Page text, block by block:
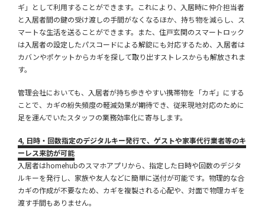
ギ」として利用することができます。これにより、入居時に仲介担当者
と入居者間の鍵の受け渡しの手間がなくなるほか、持ち物を減らし、ス
マートな生活を送ることができます。また、住戸玄関のスマートロック
は入居者の設定したパスコードによる解錠にも対応するため、入居者は
カバンやポケットからカギを探して取り出すストレスからも解放されま
す。
管理会社においても、入居者が持ち歩きやすい携帯物を「カギ」にする
ことで、カギの紛失頻度の軽減効果が期待でき、従来現地対応のために
足を運んでいたスタッフの業務効率化に寄与します。
4, 日時・回数指定のデジタルキー発行で、ゲストや家事代行業者等のキ
ーレス来訪が可能
入居者はhomehubのスマホアプリから、指定した日時や回数のデジタ
ルキーを発行し、家族や友人などに簡単に送付が可能です。物理的な合
カギの作成が不要なため、カギを複製される心配や、対面で物理カギを
渡す手間もありません。